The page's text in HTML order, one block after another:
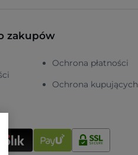
zakupów
Ochrona płatności
Ochrona kupujących